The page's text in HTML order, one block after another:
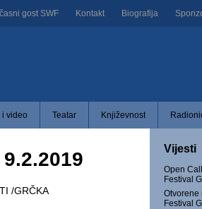
gost SWF Kontakt Biografija
i video Teatar Književnost
/GRČKA
Vijesti
Open
Festival
Otvorene
Festival